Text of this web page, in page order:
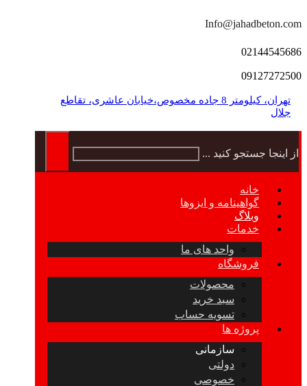
Info@jahadbeton.com
02144545686
09127272500
تهران، کیلومتر 8 جاده مخصوص،خیابان عاشری، تقاطع
جلال
از اینجا جستجو کنید ...
خانه
گواهینامه و ایزوها
وبلاگ
خدمات
واحد های ما
فروشگاه
محصولات
سبد خرید
تسویه حساب
پروژه ها
سازمانی
دولتی
خصوصی